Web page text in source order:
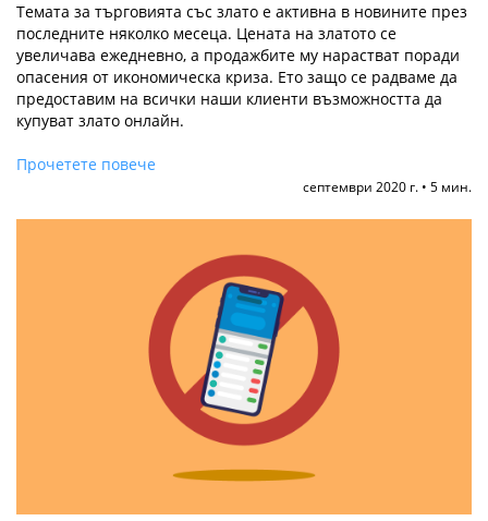
Темата за търговията със злато е активна в новините през
последните няколко месеца. Цената на златото се
увеличава ежедневно, а продажбите му нарастват поради
опасения от икономическа криза. Ето защо се радваме да
предоставим на всички наши клиенти възможността да
купуват злато онлайн.
Прочетете повече
септември 2020 г. • 5 мин.